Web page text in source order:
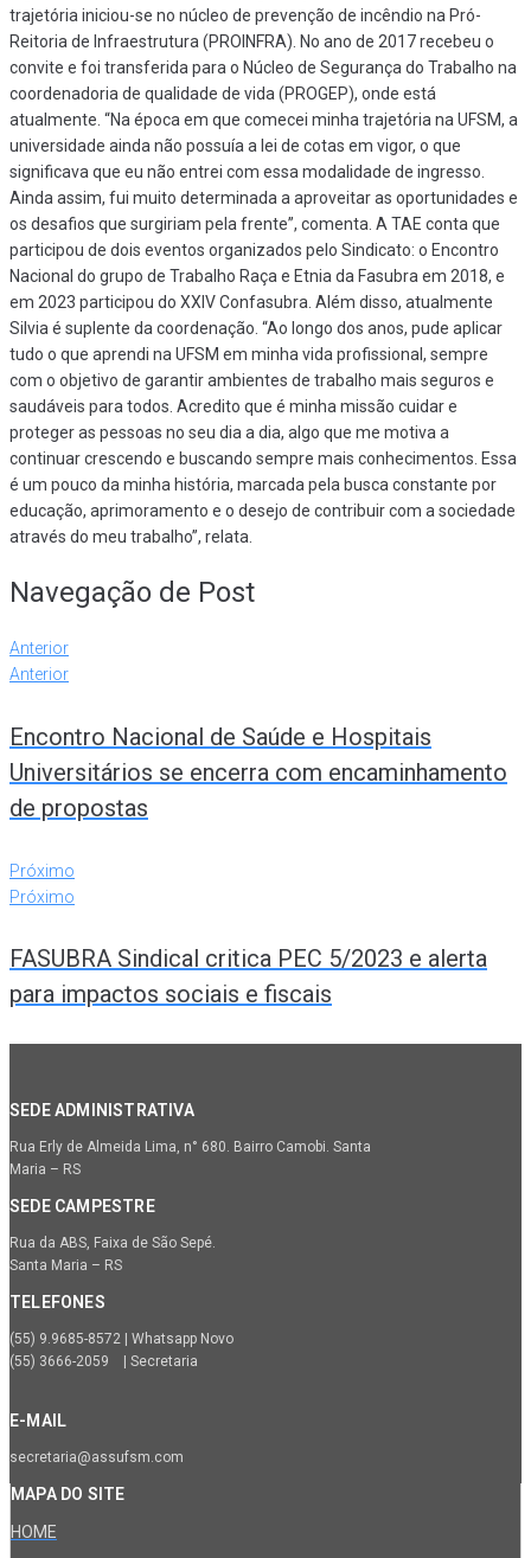
trajetória iniciou-se no núcleo de prevenção de incêndio na Pró-
Reitoria de Infraestrutura (PROINFRA). No ano de 2017 recebeu o
convite e foi transferida para o Núcleo de Segurança do Trabalho na
coordenadoria de qualidade de vida (PROGEP), onde está
atualmente. “Na época em que comecei minha trajetória na UFSM, a
universidade ainda não possuía a lei de cotas em vigor, o que
significava que eu não entrei com essa modalidade de ingresso.
Ainda assim, fui muito determinada a aproveitar as oportunidades e
os desafios que surgiriam pela frente”, comenta. A TAE conta que
participou de dois eventos organizados pelo Sindicato: o Encontro
Nacional do grupo de Trabalho Raça e Etnia da Fasubra em 2018, e
em 2023 participou do XXIV Confasubra. Além disso, atualmente
Silvia é suplente da coordenação. “Ao longo dos anos, pude aplicar
tudo o que aprendi na UFSM em minha vida profissional, sempre
com o objetivo de garantir ambientes de trabalho mais seguros e
saudáveis para todos. Acredito que é minha missão cuidar e
proteger as pessoas no seu dia a dia, algo que me motiva a
continuar crescendo e buscando sempre mais conhecimentos. Essa
é um pouco da minha história, marcada pela busca constante por
educação, aprimoramento e o desejo de contribuir com a sociedade
através do meu trabalho”, relata.
Navegação de Post
Anterior
Anterior
Encontro Nacional de Saúde e Hospitais
Universitários se encerra com encaminhamento
de propostas
Próximo
Próximo
FASUBRA Sindical critica PEC 5/2023 e alerta
para impactos sociais e fiscais
SEDE ADMINISTRATIVA
Rua Erly de Almeida Lima, n° 680. Bairro Camobi. Santa
Maria – RS
SEDE CAMPESTRE
Rua da ABS, Faixa de São Sepé.
Santa Maria – RS
TELEFONES
(55) 9.9685-8572 | Whatsapp Novo
(55) 3666-2059 | Secretaria
E-MAIL
secretaria@assufsm.com
MAPA DO SITE
HOME